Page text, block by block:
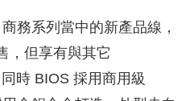
務系列當中的新產品線，
，但享有與其它
時 BIOS 採用商用級